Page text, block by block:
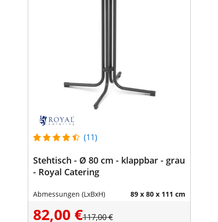
(11)
Stehtisch - Ø 80 cm - klappbar - grau
- Royal Catering
Abmessungen (LxBxH) 89 x 80 x 111 cm
82,00 €117,00 €